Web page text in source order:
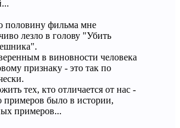
половину фильма мне
лезло в голову "Убить
в виновности человека
признаку - это так по
тех, кто отличается от нас -
примеров было в истории,
примеров...